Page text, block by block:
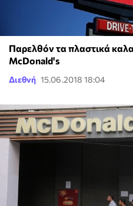
Παρελθόν τα πλαστικά
McDonald's
Διεθνή 15.06.2018 18:04